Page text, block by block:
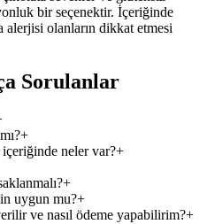
bir seçenektir. İçeriğinde
olanların dikkat etmesi
Sorulanlar
+
neler var?+
+
uygun mu?+
ve nasıl ödeme yapabilirim?+